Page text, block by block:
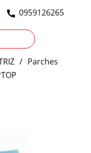
​0959126265
Automotriz
/ Parches